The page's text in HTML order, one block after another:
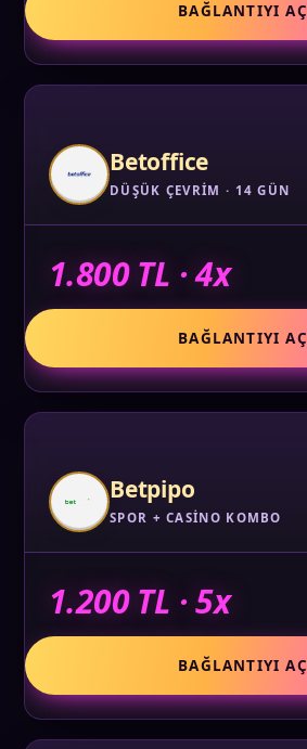
BAĞLANTIYI AÇ
Betoffice
DÜŞÜK ÇEVRIM · 14 GÜN
1.800 TL · 4x
BAĞLANTIYI AÇ
Betpipo
SPOR + CASINO KOMBO
1.200 TL · 5x
BAĞLANTIYI AÇ